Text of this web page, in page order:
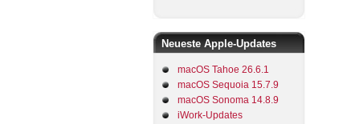
Neueste Apple-Updates
macOS Tahoe 26.6.1
macOS Sequoia 15.7.9
macOS Sonoma 14.8.9
iWork-Updates